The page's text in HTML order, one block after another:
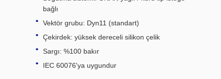
bağlı
Vektör grubu: Dyn11 (standart)
Çekirdek: yüksek dereceli silikon çelik
Sargı: %100 bakır
IEC 60076'ya uygundur